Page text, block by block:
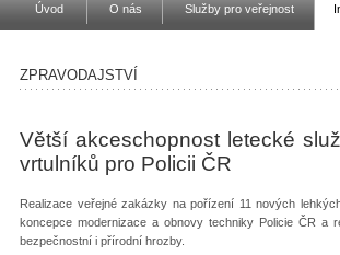
Úvod O nás Služby pro veřejnost
ZPRAVODAJSTVÍ
Větší akceschopnost letecké
vrtulníků pro Policii ČR
Realizace veřejné zakázky na pořízení 11 nových
koncepce modernizace a obnovy techniky Policie ČR
bezpečnostní i přírodní hrozby.